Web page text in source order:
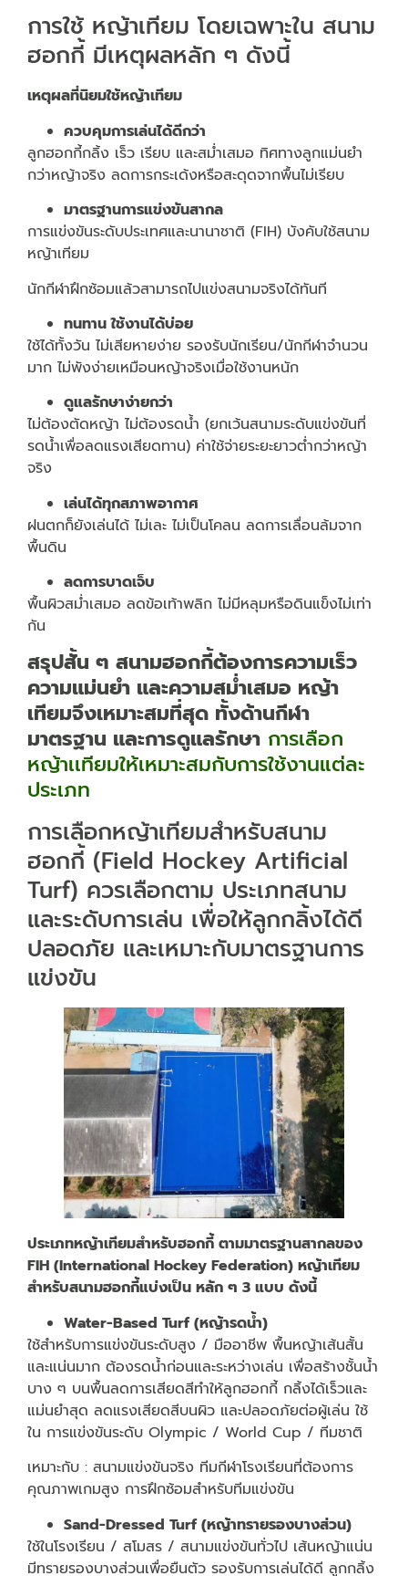
การใช้ หญ้าเทียม โดยเฉพาะใน สนาม
ฮอกกี้ มีเหตุผลหลัก ๆ ดังนี้
เหตุผลที่นิยมใช้หญ้าเทียม
ควบคุมการเล่นได้ดีกว่า
ลูกฮอกกี้กลิ้ง เร็ว เรียบ และสม่ำเสมอ ทิศทางลูกแม่นยำ
กว่าหญ้าจริง ลดการกระเด้งหรือสะดุดจากพื้นไม่เรียบ
มาตรฐานการแข่งขันสากล
การแข่งขันระดับประเทศและนานาชาติ (FIH) บังคับใช้สนาม
หญ้าเทียม
นักกีฬาฝึกซ้อมแล้วสามารถไปแข่งสนามจริงได้ทันที
ทนทาน ใช้งานได้บ่อย
ใช้ได้ทั้งวัน ไม่เสียหายง่าย รองรับนักเรียน/นักกีฬาจำนวน
มาก ไม่พังง่ายเหมือนหญ้าจริงเมื่อใช้งานหนัก
ดูแลรักษาง่ายกว่า
ไม่ต้องตัดหญ้า ไม่ต้องรดน้ำ (ยกเว้นสนามระดับแข่งขันที่
รดน้ำเพื่อลดแรงเสียดทาน) ค่าใช้จ่ายระยะยาวต่ำกว่าหญ้า
จริง
เล่นได้ทุกสภาพอากาศ
ฝนตกก็ยังเล่นได้ ไม่เละ ไม่เป็นโคลน ลดการเลื่อนล้มจาก
พื้นดิน
ลดการบาดเจ็บ
พื้นผิวสม่ำเสมอ ลดข้อเท้าพลิก ไม่มีหลุมหรือดินแข็งไม่เท่า
กัน
สรุปสั้น ๆ สนามฮอกกี้ต้องการความเร็ว
ความแม่นยำ และความสม่ำเสมอ หญ้า
เทียมจึงเหมาะสมที่สุด ทั้งด้านกีฬา
มาตรฐาน และการดูแลรักษา การเลือก
หญ้าเเทียมให้เหมาะสมกับการใช้งานแต่ละ
ประเภท
การเลือกหญ้าเทียมสำหรับสนาม
ฮอกกี้ (Field Hockey Artificial
Turf) ควรเลือกตาม ประเภทสนาม
และระดับการเล่น เพื่อให้ลูกกลิ้งได้ดี
ปลอดภัย และเหมาะกับมาตรฐานการ
แข่งขัน
ประเภทหญ้าเทียมสำหรับฮอกกี้ ตามมาตรฐานสากลของ
FIH (International Hockey Federation) หญ้าเทียม
สำหรับสนามฮอกกี้แบ่งเป็น หลัก ๆ 3 แบบ ดังนี้
Water-Based Turf (หญ้ารดน้ำ)
ใช้สำหรับการแข่งขันระดับสูง / มืออาชีพ พื้นหญ้าเส้นสั้น
และแน่นมาก ต้องรดน้ำก่อนและระหว่างเล่น เพื่อสร้างชั้นน้ำ
บาง ๆ บนพื้นลดการเสียดสีทำให้ลูกฮอกกี้ กลิ้งได้เร็วและ
แม่นยำสุด ลดแรงเสียดสีบนผิว และปลอดภัยต่อผู้เล่น ใช้
ใน การแข่งขันระดับ Olympic / World Cup / ทีมชาติ
เหมาะกับ : สนามแข่งขันจริง ทีมกีฬาโรงเรียนที่ต้องการ
คุณภาพเกมสูง การฝึกซ้อมสำหรับทีมแข่งขัน
Sand-Dressed Turf (หญ้าทรายรองบางส่วน)
ใช้ในโรงเรียน / สโมสร / สนามแข่งขันทั่วไป เส้นหญ้าแน่น
มีทรายรองบางส่วนเพื่อยืนตัว รองรับการเล่นได้ดี ลูกกลิ้ง